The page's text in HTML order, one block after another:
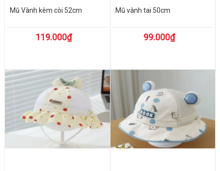
Mũ Vành kèm còi 52cm
119.000₫
Mũ vành tai 50cm
99.000₫